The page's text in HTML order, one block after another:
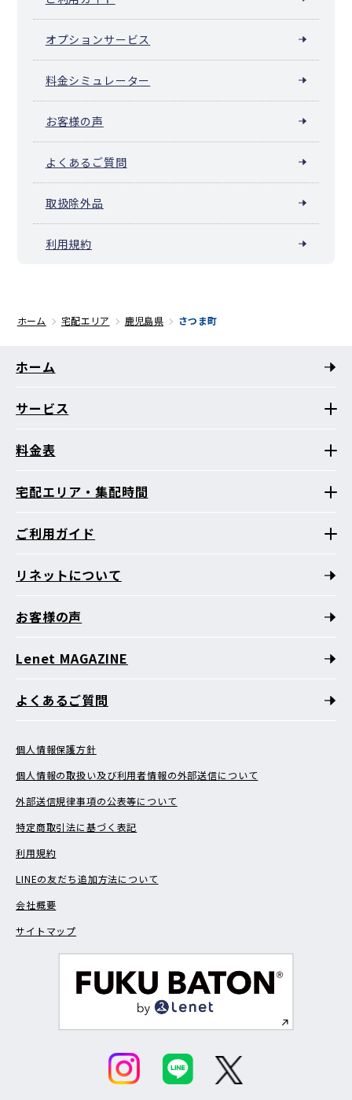
オプションサービス
料金シミュレーター
お客様の声
よくあるご質問
取扱除外品
利用規約
ホーム 宅配エリア 鹿児島県 さつま町
ホーム
サービス
料金表
宅配エリア・集配時間
ご利用ガイド
リネットについて
お客様の声
Lenet MAGAZINE
よくあるご質問
個人情報保護方針
個人情報の取扱い及び利用者情報の外部送信について
外部送信規律事項の公表等について
特定商取引法に基づく表記
利用規約
LINEの友だち追加方法について
会社概要
サイトマップ